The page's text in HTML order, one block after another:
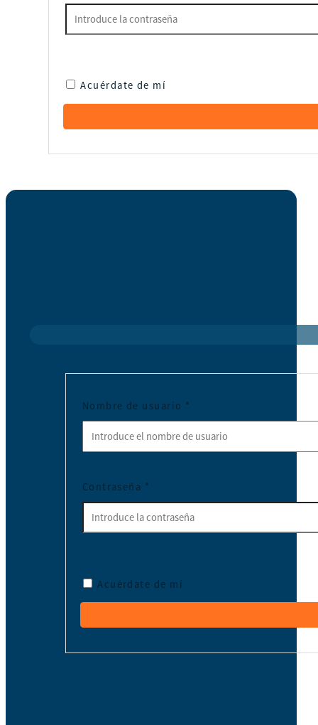
Acuérdate de mí
Nombre de usuario *
Contraseña *
Acuérdate de mí